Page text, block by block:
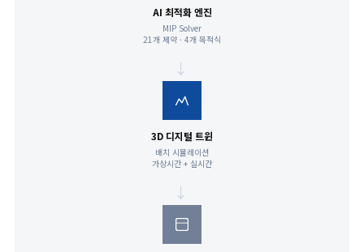
AI 최적화 엔진
MIP Solver
21개 제약 · 4개 목적식
→
3D 디지털 트윈
배치 시뮬레이션
가상시간 + 실시간
→